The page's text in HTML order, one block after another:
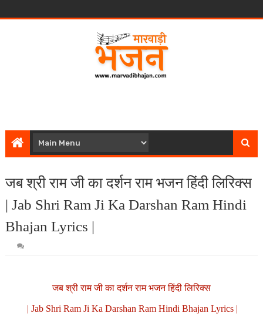
जब श्री राम जी का दर्शन राम भजन हिंदी लिरिक्स
| Jab Shri Ram Ji Ka Darshan Ram Hindi
Bhajan Lyrics |
जब श्री राम जी का दर्शन राम भजन हिंदी लिरिक्स
| Jab Shri Ram Ji Ka Darshan Ram Hindi Bhajan Lyrics |